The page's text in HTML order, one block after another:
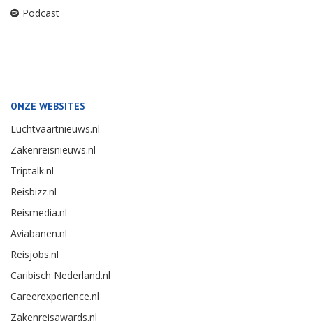
Podcast
ONZE WEBSITES
Luchtvaartnieuws.nl
Zakenreisnieuws.nl
Triptalk.nl
Reisbizz.nl
Reismedia.nl
Aviabanen.nl
Reisjobs.nl
Caribisch Nederland.nl
Careerexperience.nl
Zakenreisawards.nl